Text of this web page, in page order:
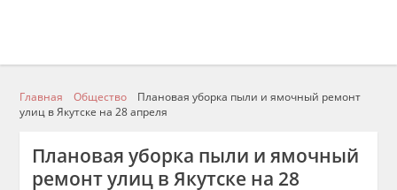
Главная Общество
Плановая уборка пыли и ямочный ремонт
улиц в Якутске на 28 апреля
Плановая уборка пыли и ямочный
ремонт улиц в Якутске на 28